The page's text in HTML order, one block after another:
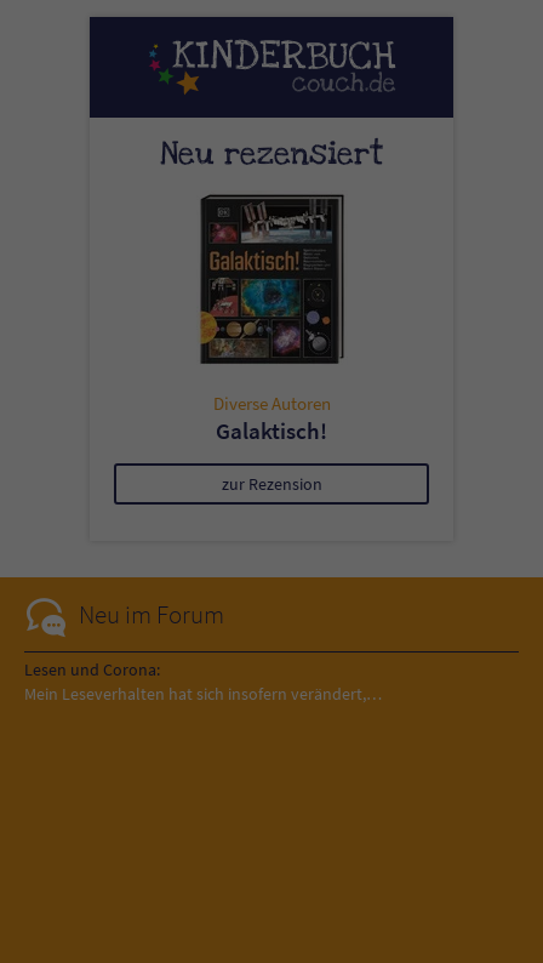
Neu rezensiert
Diverse Autoren
Galaktisch!
zur Rezension
Neu im Forum
Lesen und Corona:
Mein Leseverhalten hat sich insofern verändert,…